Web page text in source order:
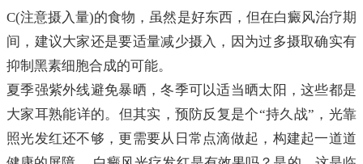
C(注意摄入量)的食物，虽然是好东西，但在白癜风治疗期
间，建议大家还是要适量减少摄入，因为过多摄取确实有
抑制黑素细胞合成的可能。
夏季强紫外线避免暴晒，冬季可以适当晒太阳，这些都是
大家耳熟能详的。但其实，预防反复是个“持久战”，光靠
照光发红还不够，更需要从日常点滴做起，构建起一道道